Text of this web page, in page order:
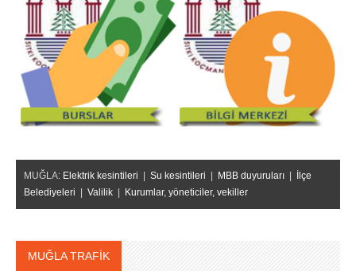
MUĞLA: Elektrik kesintileri Su kesintileri MBB duyuruları
İlçe
Belediyeleri
Valilik Kurumlar, yöneticiler, vekiller
MUĞLA TRAFİK